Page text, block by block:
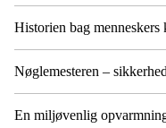
Historien bag
Nøglemesteren –
En miljøvenlig